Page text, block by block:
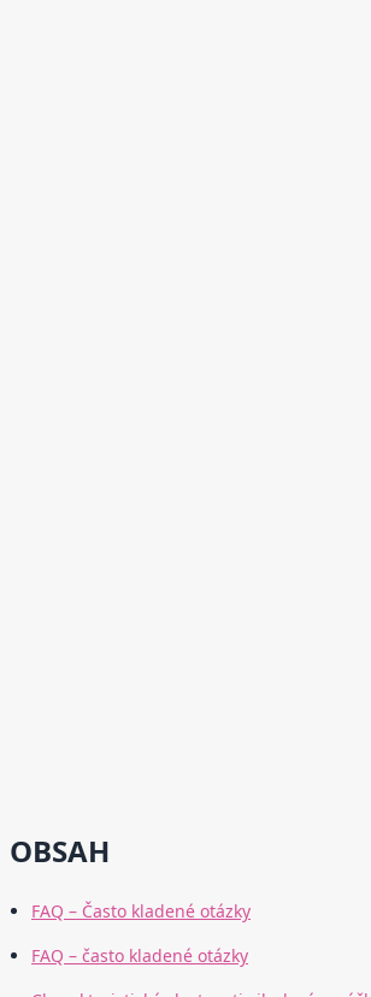
OBSAH
FAQ – Často kladené otázky
FAQ – často kladené otázky